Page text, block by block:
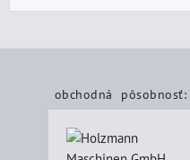
obchodná pôsobnosť: